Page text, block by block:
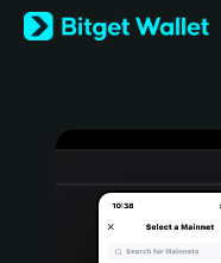
English
日本語
Türkçe